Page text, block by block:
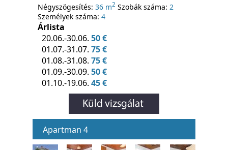
Négyszögesítés: 36 m2 Szobák száma: 2
Személyek száma: 4
Árlista
20.06.-30.06. 50 €
01.07.-31.07. 75 €
01.08.-31.08. 75 €
01.09.-30.09. 50 €
01.10.-19.06. 45 €
Apartman 4